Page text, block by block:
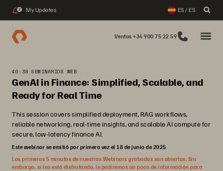
2 My Updates ES / ES
Ventas +34 900 75 22 59
40:38 SEMINARIOS WEB
GenAI in Finance: Simplified, Scalable, and
Ready for Real Time
This session covers simplified deployment, RAG workflows,
reliable networking, real-time insights, and scalable AI compute for
secure, low-latency finance AI.
Este webinar se emitió por primera vez el 18 de junio de 2025
Los primeros 5 minutos de nuestros Webinars grabados son abiertos. Sin
embargo, si los está disfrutando, le pediremos un poco de información para